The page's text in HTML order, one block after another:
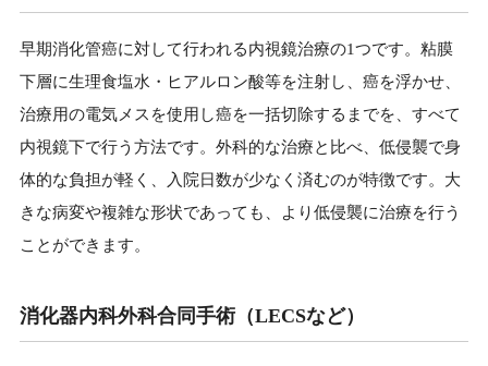
早期消化管癌に対して行われる内視鏡治療の1つです。粘膜
下層に生理食塩水・ヒアルロン酸等を注射し、癌を浮かせ、
治療用の電気メスを使用し癌を一括切除するまでを、すべて
内視鏡下で行う方法です。外科的な治療と比べ、低侵襲で身
体的な負担が軽く、入院日数が少なく済むのが特徴です。大
きな病変や複雑な形状であっても、より低侵襲に治療を行う
ことができます。
消化器内科外科合同手術（LECSなど）